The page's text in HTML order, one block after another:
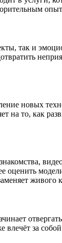
так и
новых
на то, как
оценить
живого
влечёт за